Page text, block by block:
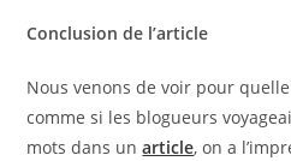
Conclusion de l’article
Nous venons de voir pour
comme si les blogueurs
mots dans unarticle, on a